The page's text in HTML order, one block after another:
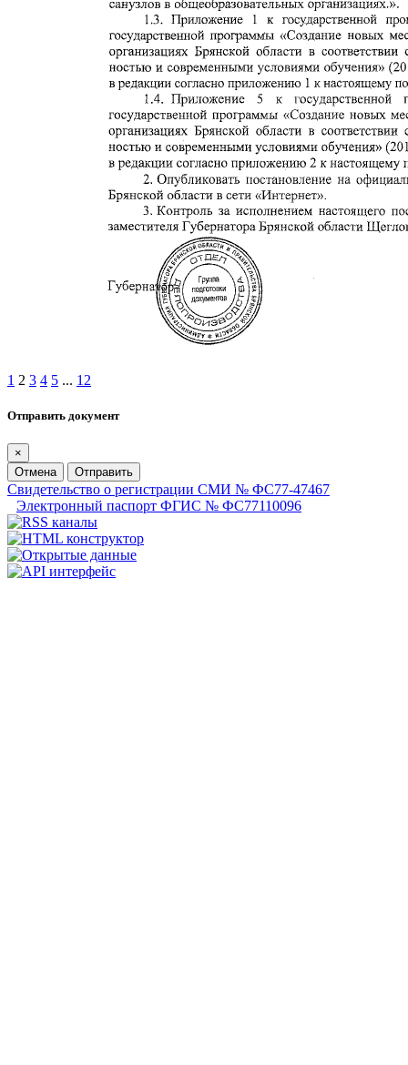
1 2 3 4 5 ... 12
Отправить документ
×
Отмена
Отправить
Свидетельство о регистрации СМИ № ФС77-47467
Электронный паспорт ФГИС № ФС77110096